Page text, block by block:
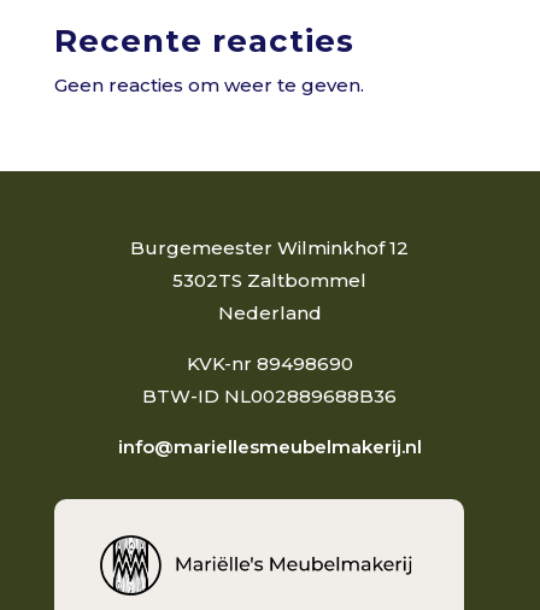
Recente reacties
Geen reacties om weer te geven.
Burgemeester Wilminkhof 12
5302TS Zaltbommel
Nederland
KVK-nr 89498690
BTW-ID NL002889688B36
info@mariellesmeubelmakerij.nl